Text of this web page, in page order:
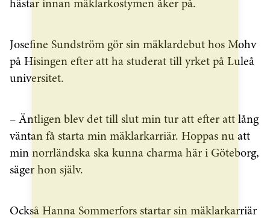
hästar innan mäklarkostymen åker på.
Josefine Sundström gör sin mäklardebut hos Mohv
på Hisingen efter att ha studerat till yrket på Luleå
universitet.
– Äntligen blev det till slut min tur att efter att lång
väntan få starta min mäklarkarriär. Hoppas nu att
min norrländska ska kunna charma här i Göteborg,
säger hon själv.
Också Hanna Sommerfors startar sin mäklarkarriär